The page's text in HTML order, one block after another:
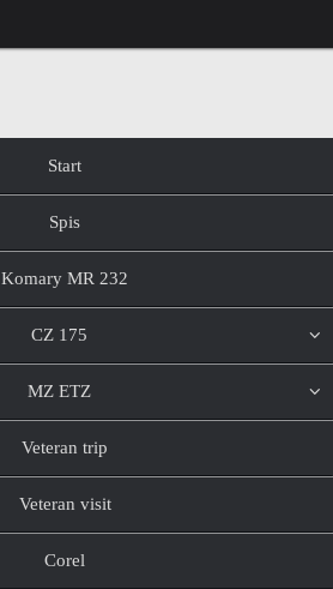
Start
Spis
Komary MR 232
CZ 175
MZ ETZ
Veteran trip
Veteran visit
Corel